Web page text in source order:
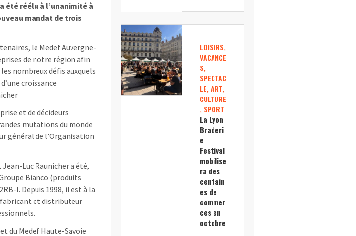
été réélu à l’unanimité à
mandat de trois
le Medef Auvergne-
de notre région afin
nombreux défis auxquels
croissance
et de décideurs
mutations du monde
général de l’Organisation
Luc Raunicher a été,
Bianco (produits
I. Depuis 1998, il est à la
fabricant et distributeur
du Medef Haute-Savoie
LOISIRS,
VACANCE
S,
SPECTAC
LE, ART,
CULTURE
, SPORT
La Lyon
Braderi
e
Festival
mobilise
ra des
centain
es de
commer
ces en
octobre